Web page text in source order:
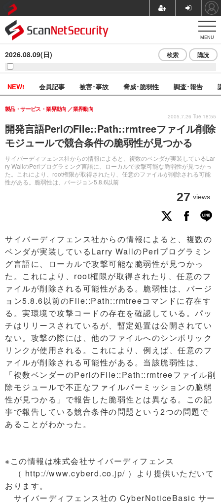
MENU
2026.08.09(日) 検索 購読
NEW! 会員記事 被害･事故 脅威･脆弱性 調査･報告
開発言語PerlのFile::Path::rmtreeファイル削除
モジュールで競合条件の脆弱性が見つかる
サイバーディフェンス社からの情報によると、複数のベンダが実装しているLar
ry WallのPerlプログラミング言語に、ローカルで攻撃可能な脆弱性が見つかっ
た。これにより、root権限が取得されたり、任意のファイルが削除される可能
性がある。脆弱性は、バージョン5.8.6以前
製品・サービス・業界動向 業界動向
27 views
2005.7.26 Tue 18:55
サイバーディフェンス社からの情報によると、複数の
ベンダが実装しているLarry WallのPerlプログラミン
グ言語に、ローカルで攻撃可能な脆弱性が見つかっ
た。これにより、root権限が取得されたり、任意のフ
ァイルが削除される可能性がある。脆弱性は、バージ
ョン5.8.6以前のFile::Path::rmtreeコマンドに存在す
る。実環境で攻撃コードの存在を確認している。パッ
チはリリースされているが、暫定処置は公開されてい
ない。攻撃の際には、他のファイルへのシンボリック
リンクが使用される。これにより、例えば、任意のフ
ァイルが削除される可能性がある。当該脆弱性は、
「複数ベンダーのPerlのFile::Path::rmtreeファイル削
除モジュールで不正なファイルパーミッションの脆弱
性が見つかる」で報告した脆弱性とは異なる。この記
事で報告している競合条件の問題という2つの問題で
あることがわかった。
※この情報は株式会社サイバーディフェンス
（ http://www.cyberd.co.jp/ ）より提供いただいて
おります。
サイバーディフェンス社の CyberNoticeBasic サー